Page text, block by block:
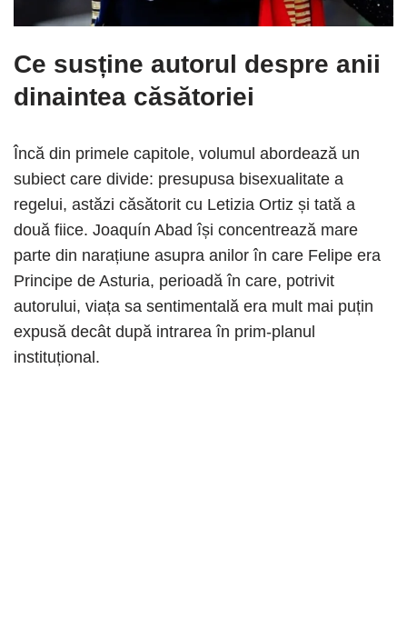
Ce susține autorul despre anii
dinaintea căsătoriei
Încă din primele capitole, volumul abordează un
subiect care divide: presupusa bisexualitate a
regelui, astăzi căsătorit cu Letizia Ortiz și tată a
două fiice. Joaquín Abad își concentrează mare
parte din narațiune asupra anilor în care Felipe era
Principe de Asturia, perioadă în care, potrivit
autorului, viața sa sentimentală era mult mai puțin
expusă decât după intrarea în prim-planul
instituțional.